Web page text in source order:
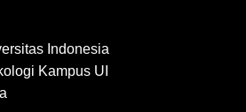
Indonesia
Kampus UI